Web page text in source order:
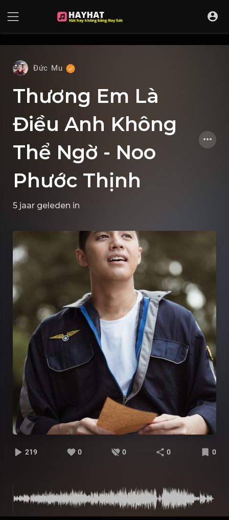
Đức Mu
Thương Em Là
Điều Anh Không
Thể Ngờ - Noo
Phước Thịnh
5 jaar geleden in
219 0 0 0 0